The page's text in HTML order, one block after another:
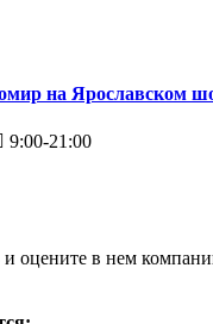
на Ярославском
9:00-21:00
и оцените в нем